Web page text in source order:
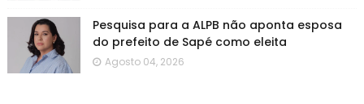
Pesquisa para a ALPB não aponta esposa
do prefeito de Sapé como eleita
Agosto 04, 2026